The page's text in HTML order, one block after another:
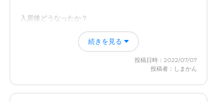
近隣環境や交通アクセスについて
郊外に立地しており、本人の実家から近いため本人も気分
的に落ち着いて生活出来てると思う。
る。本人の年金で賄うことが出来ている。
入居後どうなったか？
知らないうちに出掛けてしまうので家を訪れてもどこへ行
ったかわからなかったが、その心配がなくなった。専属の
医院の先生が出した薬を施設の方が手渡しで飲ませてくれ
るので薬の飲み違いなくなった。生活が規則正しいので、
日ノ岡グループホームの評価
続きを見る
投稿日時：2022/07/07
投稿者：しまかん